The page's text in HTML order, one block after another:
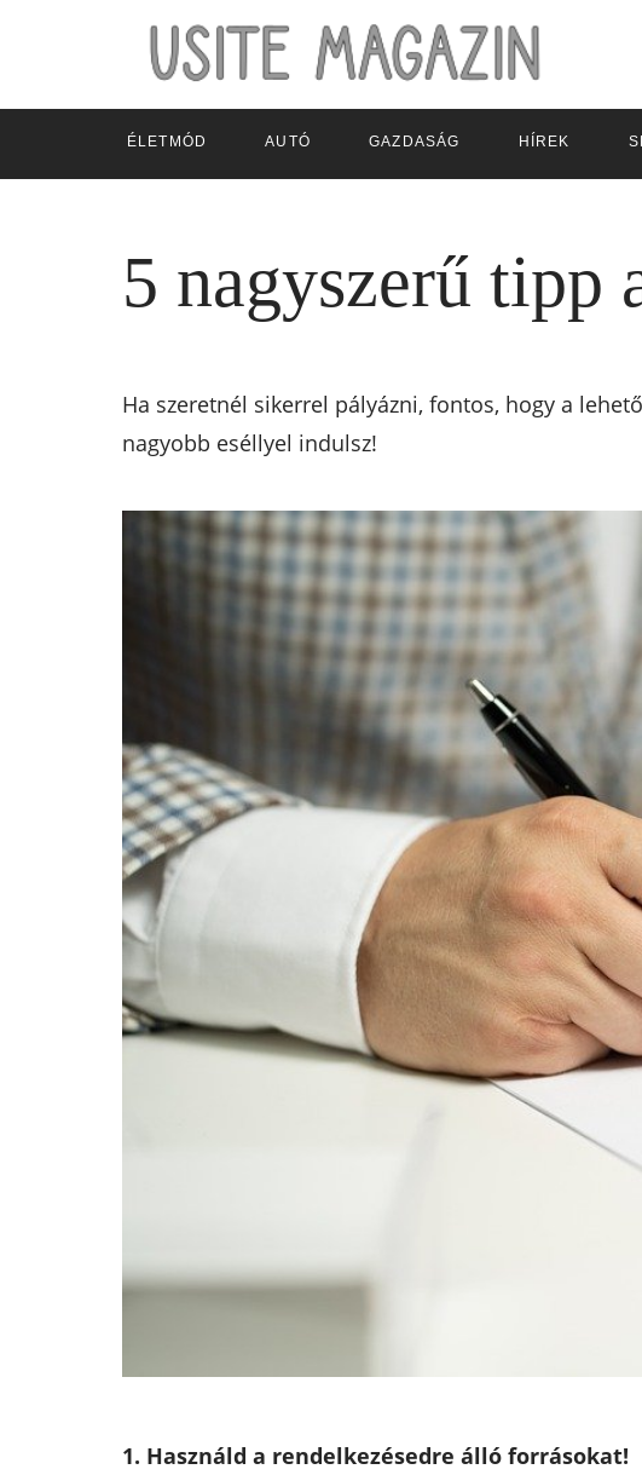
ÉLETMÓD AUTÓ GAZDASÁG HÍREK
5 nagyszerű tipp
Ha szeretnél sikerrel pályázni, fontos, hogy a
nagyobb eséllyel indulsz!
1. Használd a rendelkezésedre álló forrásokat!